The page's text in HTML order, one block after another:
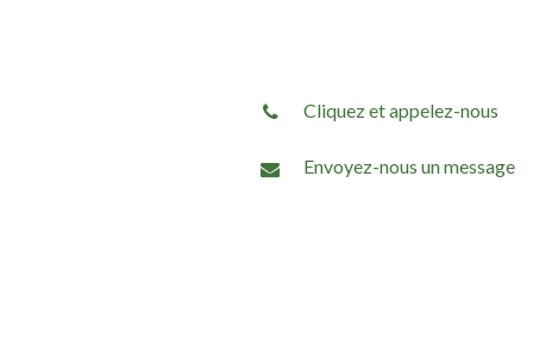
Cliquez et appelez-nous
Envoyez-nous un message